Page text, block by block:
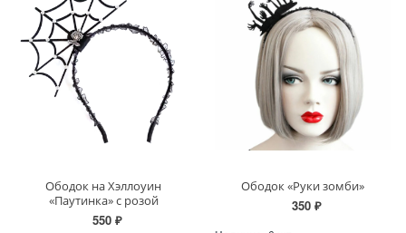
Ободок на Хэллоуин
«Паутинка» с розой
550 ₽
Ободок «Руки зомби»
350 ₽